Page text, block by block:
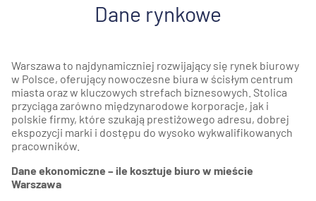
Dane rynkowe
Warszawa to najdynamiczniej rozwijający się rynek biurowy
w Polsce, oferujący nowoczesne biura w ścisłym centrum
miasta oraz w kluczowych strefach biznesowych. Stolica
przyciąga zarówno międzynarodowe korporacje, jak i
polskie firmy, które szukają prestiżowego adresu, dobrej
ekspozycji marki i dostępu do wysoko wykwalifikowanych
pracowników.
Dane ekonomiczne – ile kosztuje biuro w mieście
Warszawa